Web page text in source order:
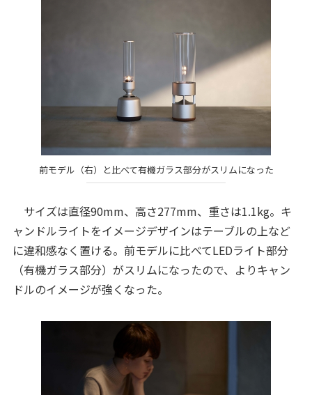
前モデル（右）と比べて有機ガラス部分がスリムになった
サイズは直径90mm、高さ277mm、重さは1.1kg。キ
ャンドルライトをイメージデザインはテーブルの上など
に違和感なく置ける。前モデルに比べてLEDライト部分
（有機ガラス部分）がスリムになったので、よりキャン
ドルのイメージが強くなった。